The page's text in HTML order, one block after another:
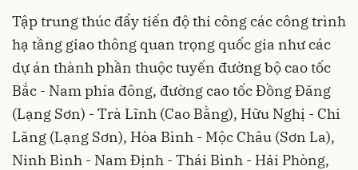
Tập trung thúc đẩy tiến độ thi công các công trình
hạ tầng giao thông quan trọng quốc gia như các
dự án thành phần thuộc tuyến đường bộ cao tốc
Bắc - Nam phía đông, đường cao tốc Đồng Đăng
(Lạng Sơn) - Trà Lĩnh (Cao Bằng), Hữu Nghị - Chi
Lăng (Lạng Sơn), Hòa Bình - Mộc Châu (Sơn La),
Ninh Bình - Nam Định - Thái Bình - Hải Phòng,